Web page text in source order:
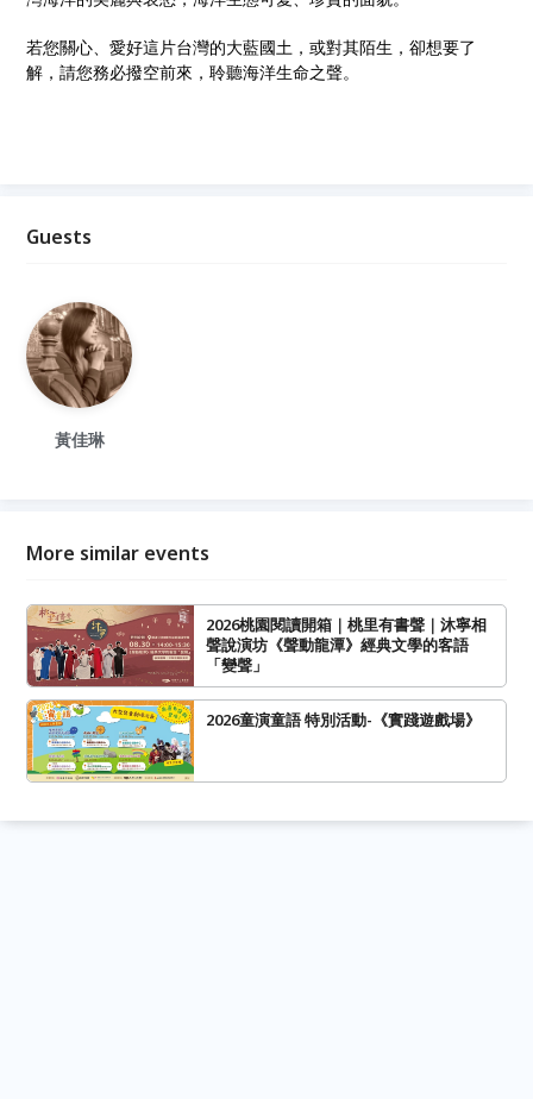
若您關心、愛好這片台灣的大藍國土，或對其陌生，卻想要了
解，請您務必撥空前來，聆聽海洋生命之聲。
Guests
黃佳琳
More similar events
2026桃園閱讀開箱｜桃里有書聲｜沐寧相
聲說演坊《聲動龍潭》經典文學的客語
「變聲」
2026童演童語 特別活動-《實踐遊戲場》